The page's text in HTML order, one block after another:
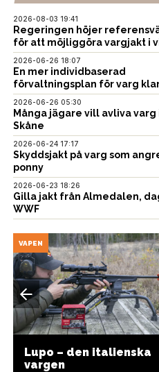
2026-08-03 19:41
Regeringen höjer
för att möjliggöra vargjakt i
2026-06-26 18:07
En mer individbaserad
förvaltningsplan för varg
2026-06-26 05:30
Många jägare vill avliva varg
Skåne
2026-06-24 17:17
Skyddsjakt på varg som
ponny
2026-06-23 18:26
Gilla jakt från Almedalen,
WWF
VAPEN
Lupo – den italienska
vargen